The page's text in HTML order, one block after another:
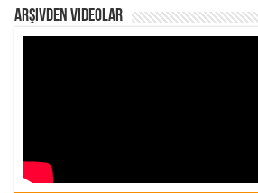
Arşivden Videolar